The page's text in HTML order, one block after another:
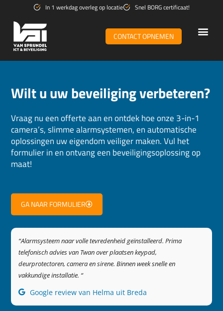
inhoud
In 1 werkdag overleg op locatie Snel BORG certificaat!
CONTACT OPNEMEN
Wilt u uw beveiliging verbeteren?
Vraag nu een offerte aan en ontdek hoe onze 3-in-1
camera’s, slimme alarmsystemen, en automatische
oplossingen uw eigendom veiliger maken. Vul het
formulier in en ontvang een beveiligingsoplossing op
maat!​
GA NAAR FORMULIER
“Alarmsysteem naar volle tevredenheid geïnstalleerd. Prima
telefonisch advies van Twan over plaatsen keypad,
deurprotectoren, camera en sirene. Binnen week snelle en
vakkundige installatie. “
Google review van Helma uit Breda